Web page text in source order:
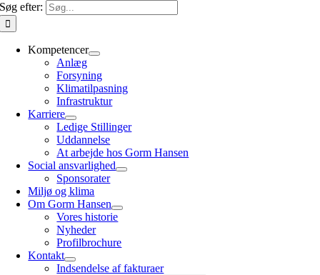
Søg efter:
Kompetencer
Anlæg
Forsyning
Klimatilpasning
Infrastruktur
Karriere
Ledige Stillinger
Uddannelse
At arbejde hos Gorm Hansen
Social ansvarlighed
Sponsorater
Miljø og klima
Om Gorm Hansen
Vores historie
Nyheder
Profilbrochure
Kontakt
Indsendelse af fakturaer